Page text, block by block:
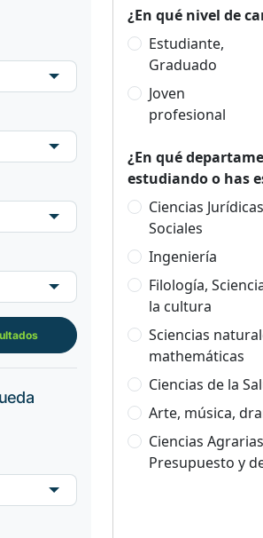
¿En qué nivel de
Estudiante,
Graduado
Joven
profesional
¿En qué
estudiando o has
Ciencias
Sociales
Ingeniería
Filología,
la cultura
Sciencias
mathemáticas
Ciencias de la
Arte, música,
Ciencias
Presupuesto y